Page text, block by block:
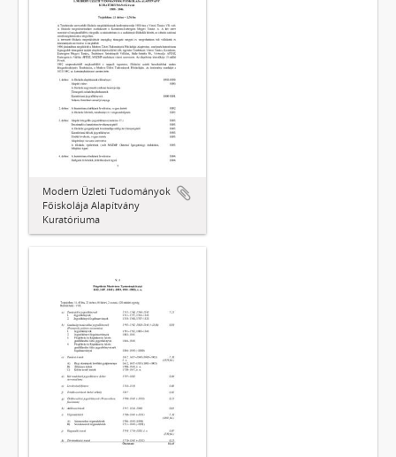
Modern Üzleti Tudományok
Főiskolája Alapítvány
Kuratóriuma